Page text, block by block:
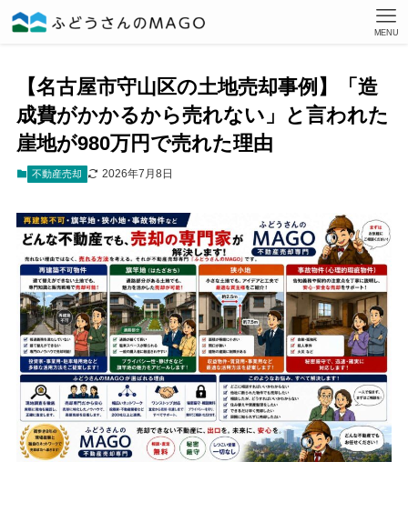
MENU
【名古屋市守山区の土地売却事例】「造
成費がかかるから売れない」と言われた
崖地が980万円で売れた理由
不動産売却 2026年7月8日